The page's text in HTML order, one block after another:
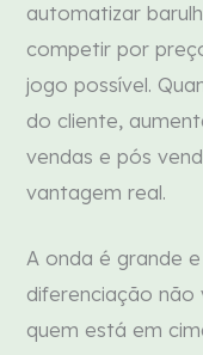
automatizar
competir por
jogo possível.
do cliente,
vendas e pós
vantagem real.
A onda é grande
diferenciação
quem está em